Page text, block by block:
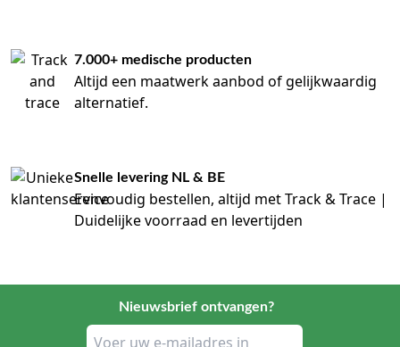
7.000+ medische producten
Altijd een maatwerk aanbod of gelijkwaardig
alternatief.
Snelle levering NL & BE
Eenvoudig bestellen, altijd met Track & Trace |
Duidelijke voorraad en levertijden
Nieuwsbrief ontvangen?